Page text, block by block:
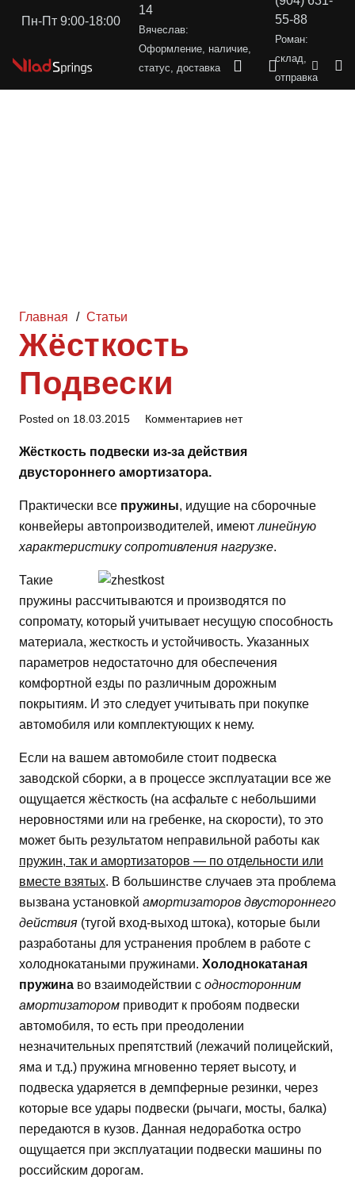
Пн-Пт 9:00-18:00
14
Вячеслав:
Оформление, наличие,
статус, доставка
55-88
Роман:
склад,
отправка
Главная / Статьи
Жёсткость
Подвески
Posted on 18.03.2015 Комментариев нет
Жёсткость подвески из-за действия
двустороннего амортизатора.
Практически все пружины, идущие на сборочные
конвейеры автопроизводителей, имеют линейную
характеристику сопротивления нагрузке.
Такие
пружины рассчитываются и производятся по
сопромату, который учитывает несущую способность
материала, жесткость и устойчивость. Указанных
параметров недостаточно для обеспечения
комфортной езды по различным дорожным
покрытиям. И это следует учитывать при покупке
автомобиля или комплектующих к нему.
Если на вашем автомобиле стоит подвеска
заводской сборки, а в процессе эксплуатации все же
ощущается жёсткость (на асфальте с небольшими
неровностями или на гребенке, на скорости), то это
может быть результатом неправильной работы как
пружин, так и амортизаторов — по отдельности или
вместе взятых. В большинстве случаев эта проблема
вызвана установкой амортизаторов двустороннего
действия (тугой вход-выход штока), которые были
разработаны для устранения проблем в работе с
холоднокатаными пружинами. Холоднокатаная
пружина во взаимодействии с односторонним
амортизатором приводит к пробоям подвески
автомобиля, то есть при преодолении
незначительных препятствий (лежачий полицейский,
яма и т.д.) пружина мгновенно теряет высоту, и
подвеска ударяется в демпферные резинки, через
которые все удары подвески (рычаги, мосты, балка)
передаются в кузов. Данная недоработка остро
ощущается при эксплуатации подвески машины по
российским дорогам.